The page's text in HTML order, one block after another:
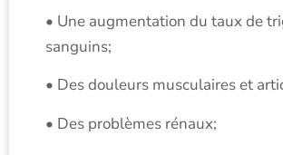
• Une augmentation du taux de
sanguins;
• Des douleurs musculaires et
• Des problèmes rénaux;